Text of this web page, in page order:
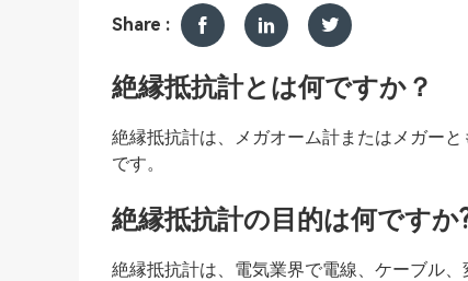
Share :
絶縁抵抗計とは何ですか？
絶縁抵抗計は、メガオーム計またはメガー
です。
絶縁抵抗計の目的は何ですか
絶縁抵抗計は、電気業界で電線、ケーブル